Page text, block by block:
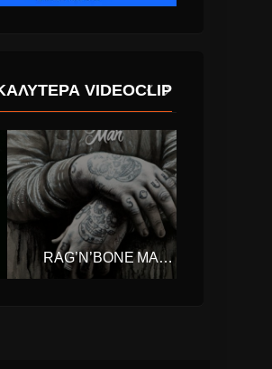
VIDEOCLIP
RAG’N’BONE MAN – HUMAN